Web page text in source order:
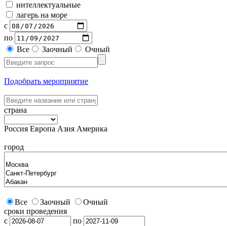
интеллектуальные
лагерь на море
с
по
Все
Заочный Очный
Подобрать мероприятие
страна
Россия Европа Азия Америка
город
Все Заочный
Очный
сроки проведения
с
по